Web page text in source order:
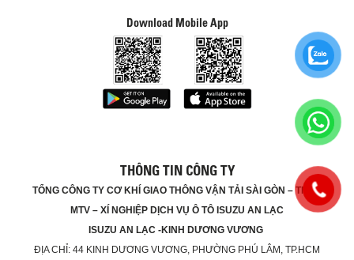
Download Mobile App
THÔNG TIN CÔNG TY
TỔNG CÔNG TY CƠ KHÍ GIAO THÔNG VẬN TẢI SÀI GÒN – TNHH
MTV – XÍ NGHIỆP DỊCH VỤ Ô TÔ ISUZU AN LẠC
ISUZU AN LẠC -KINH DƯƠNG VƯƠNG
ĐỊA CHỈ: 44 KINH DƯƠNG VƯƠNG, PHƯỜNG PHÚ LÂM, TP.HCM